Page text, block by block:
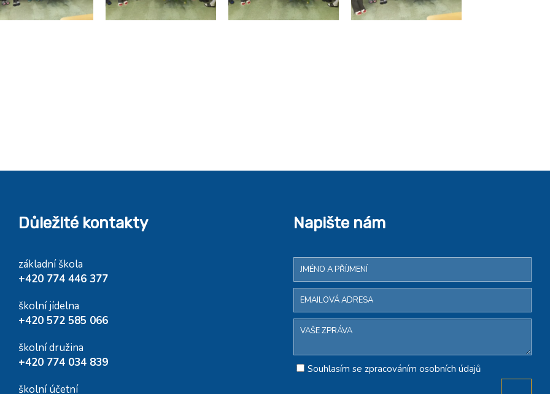
Důležité kontakty
základní škola
+420 774 446 377
školní jídelna
+420 572 585 066
školní družina
+420 774 034 839
školní účetní
Napište nám
Souhlasím se zpracováním osobních údajů